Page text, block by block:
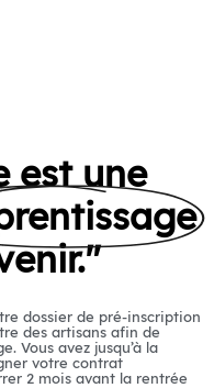
est une
dossier de pré-inscription
des artisans afin de
Vous avez jusqu’à la
votre contrat
2 mois avant la rentrée